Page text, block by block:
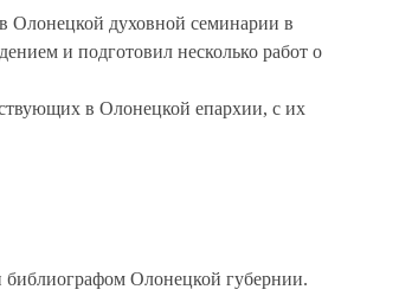
Олонецкой духовной семинарии в
и подготовил несколько работ о
в Олонецкой епархии, с их
Олонецкой губернии.